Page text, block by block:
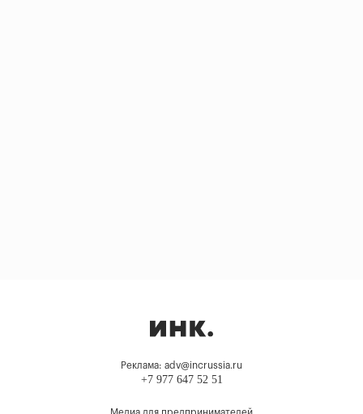
Реклама: adv@incrussia.ru
+7 977 647 52 51